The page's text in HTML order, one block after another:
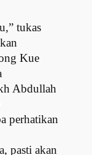
tukas
Kue
Abdullah
perhatikan
pasti akan